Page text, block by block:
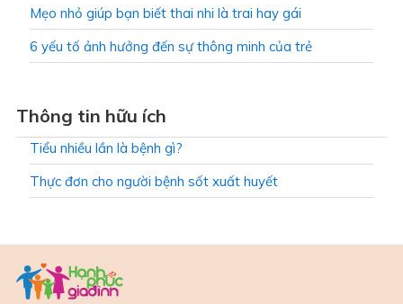
Mẹo nhỏ giúp bạn biết thai nhi là trai hay gái
6 yếu tố ảnh hưởng đến sự thông minh của trẻ
Thông tin hữu ích
Tiểu nhiều lần là bệnh gì?
Thực đơn cho người bệnh sốt xuất huyết